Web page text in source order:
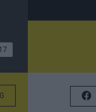
17